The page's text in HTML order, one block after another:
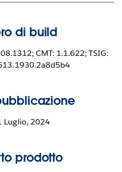
di build
CMT: 1.1.622; TSIG:
Luglio, 2024
prodotto